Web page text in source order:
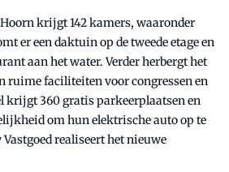
krijgt 142 kamers, waaronder
er een daktuin op de tweede etage en
aan het water. Verder herbergt het
ruime faciliteiten voor congressen en
krijgt 360 gratis parkeerplaatsen en
om hun elektrische auto op te
Vastgoed realiseert het nieuwe